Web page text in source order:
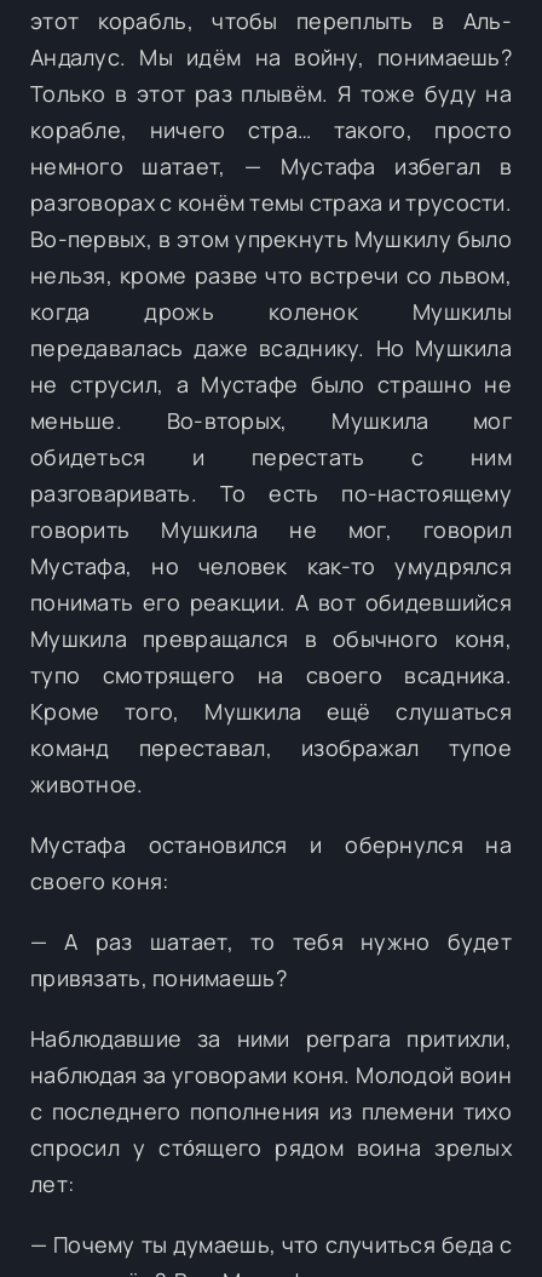
этот корабль, чтобы переплыть в Аль-
Андалус. Мы идём на войну, понимаешь?
Только в этот раз плывём. Я тоже буду на
корабле, ничего стра… такого, просто
немного шатает, — Мустафа избегал в
разговорах с конём темы страха и трусости.
Во-первых, в этом упрекнуть Мушкилу было
нельзя, кроме разве что встречи со львом,
когда дрожь коленок Мушкилы
передавалась даже всаднику. Но Мушкила
не струсил, а Мустафе было страшно не
меньше. Во-вторых, Мушкила мог
обидеться и перестать с ним
разговаривать. То есть по-настоящему
говорить Мушкила не мог, говорил
Мустафа, но человек как-то умудрялся
понимать его реакции. А вот обидевшийся
Мушкила превращался в обычного коня,
тупо смотрящего на своего всадника.
Кроме того, Мушкила ещё слушаться
команд переставал, изображал тупое
животное.
Мустафа остановился и обернулся на
своего коня:
— А раз шатает, то тебя нужно будет
привязать, понимаешь?
Наблюдавшие за ними реграга притихли,
наблюдая за уговорами коня. Молодой воин
с последнего пополнения из племени тихо
спросил у сто́ящего рядом воина зрелых
лет:
— Почему ты думаешь, что случиться беда с